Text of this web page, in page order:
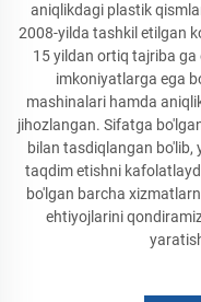
aniqlikdagi plastik
2008-yilda tashkil etilgan
15 yildan ortiq tajriba
imkoniyatlarga ega
mashinalari hamda
jihozlangan. Sifatga
bilan tasdiqlangan
taqdim etishni
bo'lgan barcha
ehtiyojlarini